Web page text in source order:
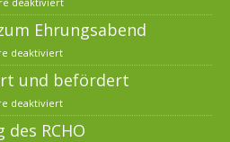
Ehrungsabend
deaktiviert
und befördert
deaktiviert
RCHO